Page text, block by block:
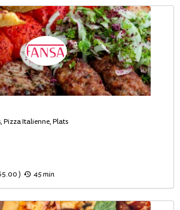
Pizza Italienne, Plats
) 45 min